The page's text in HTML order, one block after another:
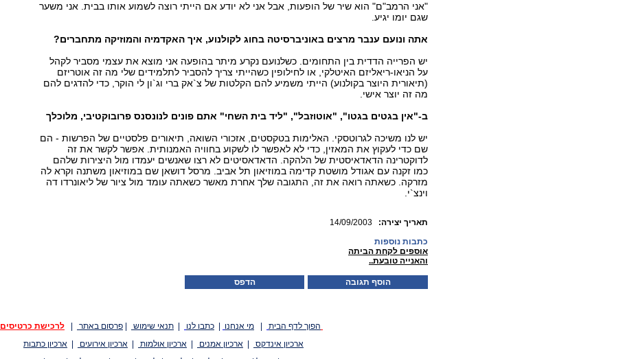
"אני הרמב"ם" הוא שיר של הופעות, אבל אני לא יודע אם הייתי רוצה לשמוע אותו בבית. אני משער
שגם יומו יגיע.
אתה ונועם ענבר מרצים באוניברסיטה בחוג לקולנוע, איך האקדמיה והמוזיקה מתחברים?
יש הפרייה הדדית בין התחומים. כשלנועם נקרע מיתר בהופעה אני מוצא את עצמי מסביר לקהל
על הניאו-ריאליזם האיטלקי, או לחילופין כשהייתי צריך להסביר לתלמידים שלי מה זה אוטריזם
(תיאורית היוצר בקולנוע) הייתי משמיע להם הקלטות של צ`אק ברי וג`ון לי הוקר, כדי להדגים להם
מה זה יוצר אישי.
ב-"אין בגטים בגטו", "אוטוזבל", "ליד בית השחי" אתם פונים לנונסנס פרובוקטיבי, מלוכלך
יש לנו משיכה לגרוטסקי. האלימות בטקסטים, אזכורי השואה, תיאורים פלסטיים של הפרשות - הם
שם כדי לעקוץ את המאזין, כדי לא לאפשר לו לשקוע בחוויה האמנותית. אפשר לקשר את זה
לדוקטרינה הדאדאיסטית של הלהקה. הדאדאסיטים לא רצו שאנשים יעמדו מול היצירות שלהם
כמו זקנה עם אגודל מושטת קדימה במוזיאון תל אביב. מרסל דושאן שם במוזיאון משתנה וקרא לה
מזרקה. כשאתה רואה את זה, התגובה שלך אחרת מאשר כשאתה עומד מול ציור של ליאונרדו דה
וינצ`י.
14/09/2003
:תאריך יצירה
כתבות נוספות
אוספים לקחת הביתה
והאנייה טובעת..
הדפס הוסף תגובה
הפוך לדף הבית מי אנחנו כתבו לנו תנאי שימוש פרסום באתר
לרכישת כרטיסים
ארכיון אינדקס
ארכיון אמנים ארכיון אולמות ארכיון אירועים
ארכיון כתבות